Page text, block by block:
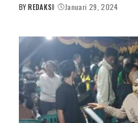
POSTED
BY REDAKSI Januari 29, 2024